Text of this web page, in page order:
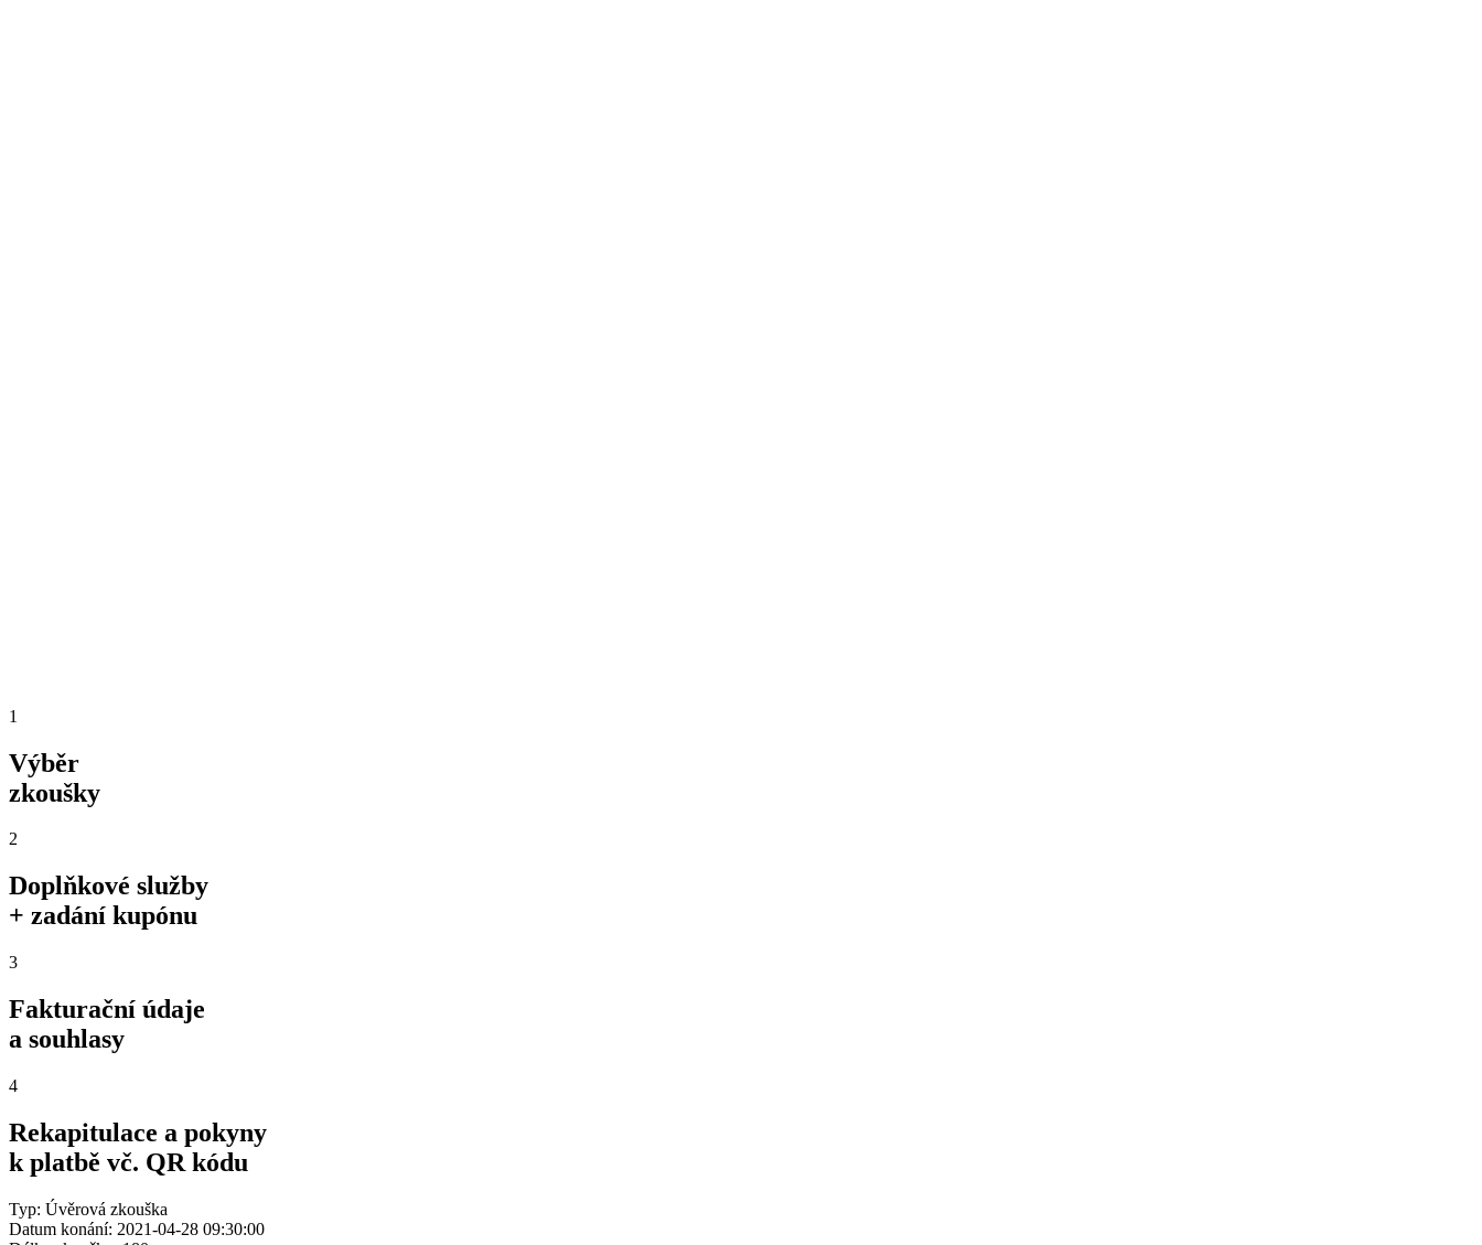
1
Výběr
zkoušky
2
Doplňkové služby
+ zadání kupónu
3
Fakturační údaje
a souhlasy
4
Rekapitulace a pokyny
k platbě vč. QR kódu
Typ: Úvěrová zkouška
Datum konání: 2021-04-28 09:30:00